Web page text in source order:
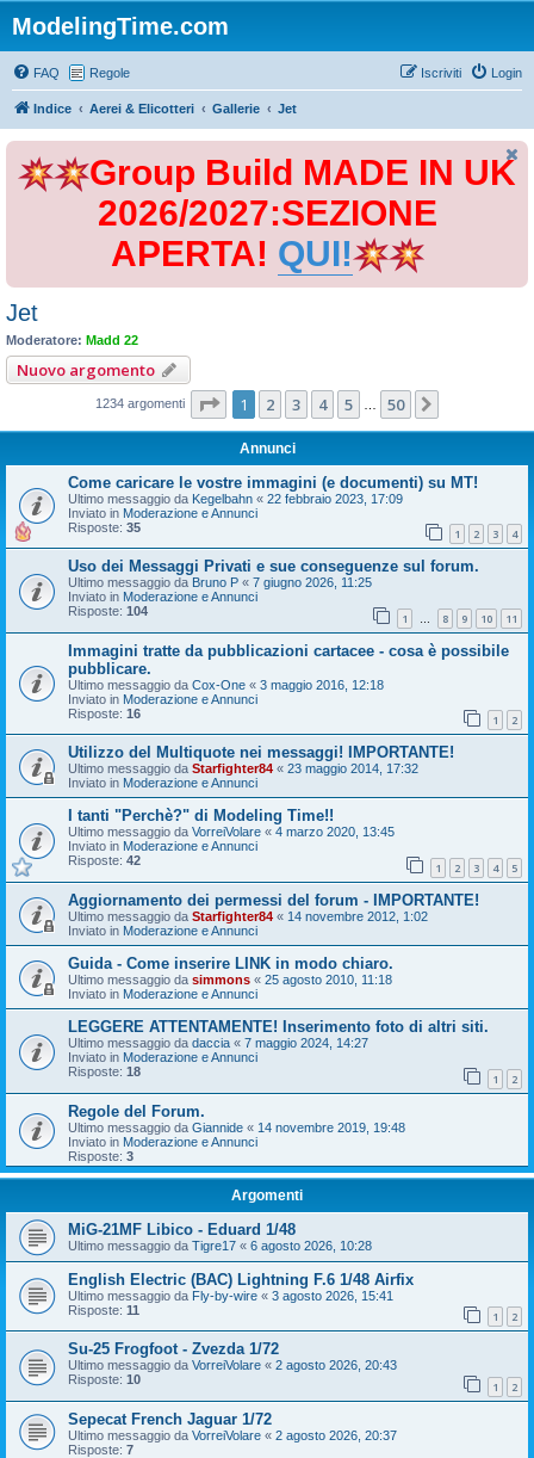
ModelingTime.com
FAQ Regole Login
Iscriviti
Indice Aerei & Elicotteri Gallerie Jet
Group Build MADE IN UK
2026/2027:SEZIONE
APERTA! QUI!
Jet
Moderatore: Madd 22
Nuovo argomento
1234 argomenti Pagina di 50
1 2 3 4 5 50
Annunci
Come caricare le vostre immagini (e documenti) su MT!
Ultimo messaggio da Kegelbahn « 22 febbraio 2023, 17:09
Inviato in Moderazione e Annunci
Risposte: 35 1 2 3 4
Uso dei Messaggi Privati e sue conseguenze sul forum.
Ultimo messaggio da Bruno P « 7 giugno 2026, 11:25
Inviato in Moderazione e Annunci
Risposte: 104 1 … 8 9 10 11
Immagini tratte da pubblicazioni cartacee - cosa è possibile
pubblicare.
Ultimo messaggio da Cox-One « 3 maggio 2016, 12:18
Inviato in Moderazione e Annunci
Risposte: 16 1 2
Utilizzo del Multiquote nei messaggi! IMPORTANTE!
Ultimo messaggio da Starfighter84 « 23 maggio 2014, 17:32
Inviato in Moderazione e Annunci
I tanti "Perchè?" di Modeling Time!!
Ultimo messaggio da VorreiVolare « 4 marzo 2020, 13:45
Inviato in Moderazione e Annunci
Risposte: 42 1 2 3 4 5
Aggiornamento dei permessi del forum - IMPORTANTE!
Ultimo messaggio da Starfighter84 « 14 novembre 2012, 1:02
Inviato in Moderazione e Annunci
Guida - Come inserire LINK in modo chiaro.
Ultimo messaggio da simmons « 25 agosto 2010, 11:18
Inviato in Moderazione e Annunci
LEGGERE ATTENTAMENTE! Inserimento foto di altri siti.
Ultimo messaggio da daccia « 7 maggio 2024, 14:27
Inviato in Moderazione e Annunci
Risposte: 18 1 2
Regole del Forum.
Ultimo messaggio da Giannide « 14 novembre 2019, 19:48
Inviato in Moderazione e Annunci
Risposte: 3
Argomenti
MiG-21MF Libico - Eduard 1/48
Ultimo messaggio da Tigre17 « 6 agosto 2026, 10:28
English Electric (BAC) Lightning F.6 1/48 Airfix
Ultimo messaggio da Fly-by-wire « 3 agosto 2026, 15:41
Risposte: 11 1 2
Su-25 Frogfoot - Zvezda 1/72
Ultimo messaggio da VorreiVolare « 2 agosto 2026, 20:43
Risposte: 10 1 2
Sepecat French Jaguar 1/72
Ultimo messaggio da VorreiVolare « 2 agosto 2026, 20:37
Risposte: 7